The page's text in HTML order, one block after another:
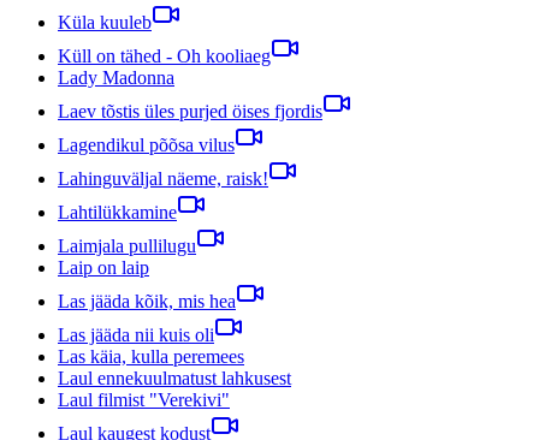
Küla kuuleb
Küll on tähed - Oh kooliaeg
Lady Madonna
Laev tõstis üles purjed öises fjordis
Lagendikul põõsa vilus
Lahinguväljal näeme, raisk!
Lahtilükkamine
Laimjala pullilugu
Laip on laip
Las jääda kõik, mis hea
Las jääda nii kuis oli
Las käia, kulla peremees
Laul ennekuulmatust lahkusest
Laul filmist "Verekivi"
Laul kaugest kodust